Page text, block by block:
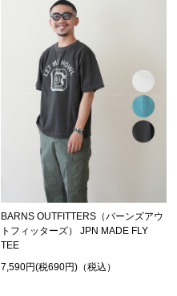
BARNS OUTFITTERS（バーンズアウ
トフィッターズ） JPN MADE FLY
TEE
7,590円(税690円)（税込）